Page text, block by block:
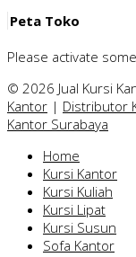
Peta Toko
Please activate
© 2026 Jual Kursi
Kantor | Distributor
Kantor Surabaya
Home
Kursi Kantor
Kursi Kuliah
Kursi Lipat
Kursi Susun
Sofa Kantor